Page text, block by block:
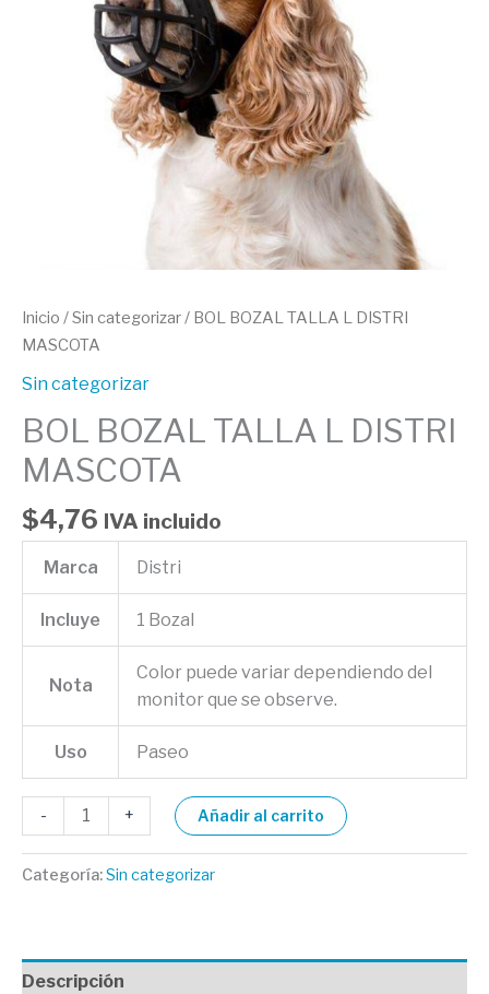
Inicio /Sin categorizar/ BOL BOZAL TALLA L DISTRI
MASCOTA
Sin categorizar
BOL BOZAL TALLA L DISTRI
MASCOTA
$4,76 IVA incluido
Marca Distri
Incluye 1 Bozal
Nota
Color puede variar dependiendo del
monitor que se observe.
Uso Paseo
- + Añadir al carrito
Categoría:Sin categorizar
Descripción